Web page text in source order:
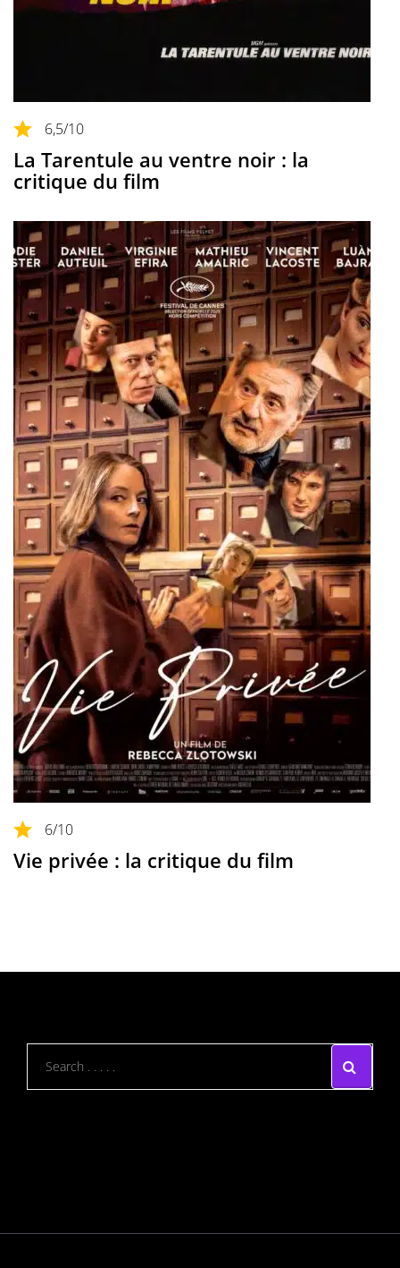
6,5/10
La Tarentule au ventre noir : la
critique du film
6/10
Vie privée : la critique du film